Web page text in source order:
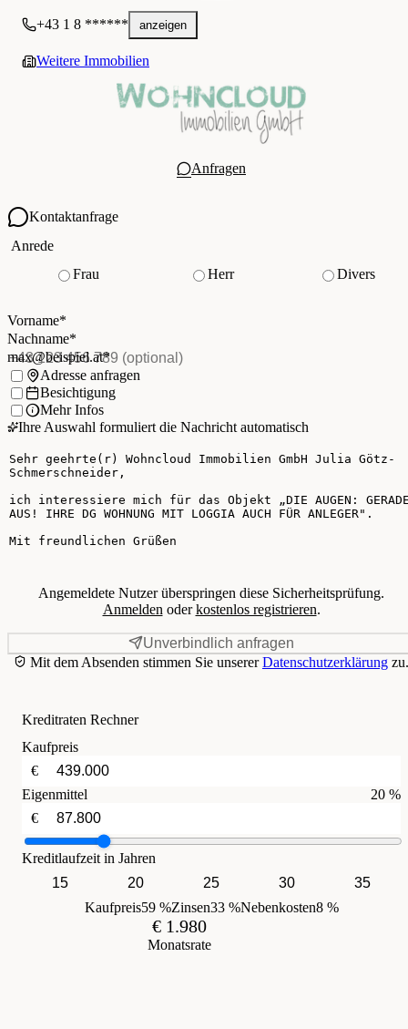
+43 1 8 ****** anzeigen
Weitere Immobilien
Anfragen
Kontaktanfrage
Ihre Kontaktdaten
Anrede
Frau
Herr
Divers
Vorname*
Nachname
Nachname*
E-Mail*(Pflichtfeld)
max@beispiel.at*
Telefon(optional)
Ich möchte:Adresse anfragen
Besichtigung
Mehr Infos
Ihre Auswahl formuliert die Nachricht automatisch
Ihre Nachricht
Angemeldete Nutzer überspringen diese Sicherheitsprüfung.
Anmelden oderkostenlos registrieren.
Unverbindlich anfragen
Mit dem Absenden stimmen Sie unsererDatenschutzerklärung zu.
Kreditraten Rechner
Kaufpreis
€
Eigenmittel
20 %
€
Kreditlaufzeit in Jahren
15
20 25 30
35
Kaufpreis59 %Zinsen33 %Nebenkosten8 %
€ 1.980
Monatsrate